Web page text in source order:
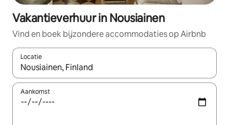
Vakantieverhuur in Nousiainen
Vind en boek bijzondere accommodaties op Airbnb
Locatie
Wanneer er suggesties beschikbaar zijn, maak je een keuze
Aankomst